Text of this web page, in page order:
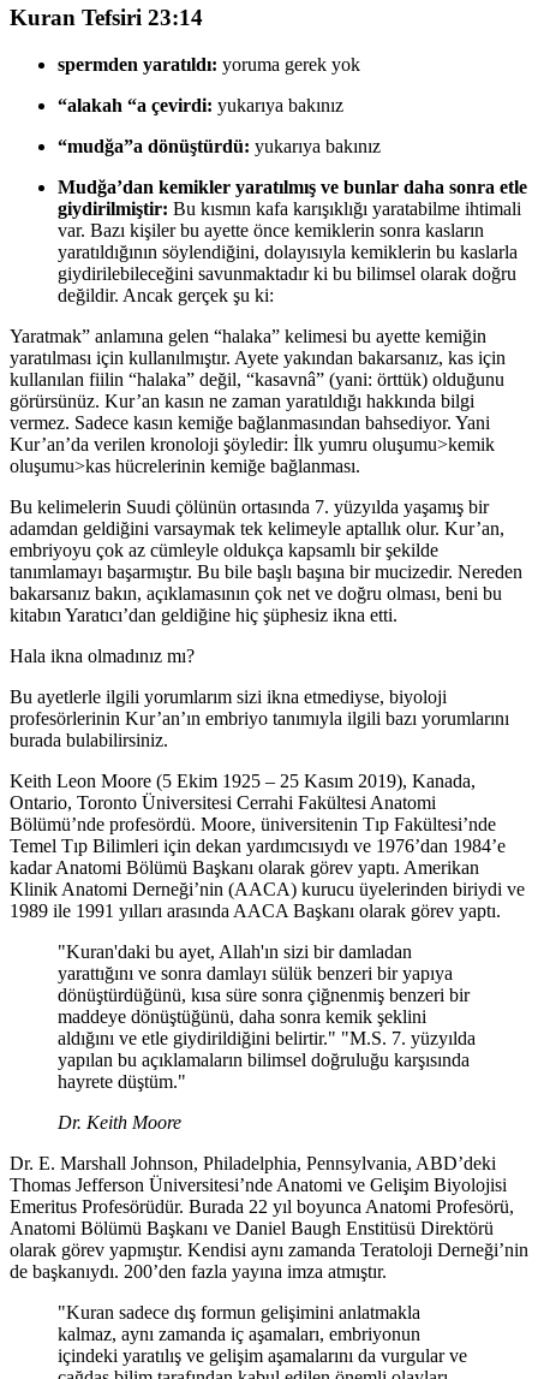
Kuran Tefsiri 23:14
spermden yaratıldı: yoruma gerek yok
“alakah “a çevirdi: yukarıya bakınız
“mudğa”a dönüştürdü: yukarıya bakınız
Mudğa’dan kemikler yaratılmış ve bunlar daha sonra etle
giydirilmiştir: Bu kısmın kafa karışıklığı yaratabilme ihtimali
var. Bazı kişiler bu ayette önce kemiklerin sonra kasların
yaratıldığının söylendiğini, dolayısıyla kemiklerin bu kaslarla
giydirilebileceğini savunmaktadır ki bu bilimsel olarak doğru
değildir. Ancak gerçek şu ki:
Yaratmak” anlamına gelen “halaka” kelimesi bu ayette kemiğin
yaratılması için kullanılmıştır. Ayete yakından bakarsanız, kas için
kullanılan fiilin “halaka” değil, “kasavnâ” (yani: örttük) olduğunu
görürsünüz. Kur’an kasın ne zaman yaratıldığı hakkında bilgi
vermez. Sadece kasın kemiğe bağlanmasından bahsediyor. Yani
Kur’an’da verilen kronoloji şöyledir: İlk yumru oluşumu>kemik
oluşumu>kas hücrelerinin kemiğe bağlanması.
Bu kelimelerin Suudi çölünün ortasında 7. yüzyılda yaşamış bir
adamdan geldiğini varsaymak tek kelimeyle aptallık olur. Kur’an,
embriyoyu çok az cümleyle oldukça kapsamlı bir şekilde
tanımlamayı başarmıştır. Bu bile başlı başına bir mucizedir. Nereden
bakarsanız bakın, açıklamasının çok net ve doğru olması, beni bu
kitabın Yaratıcı’dan geldiğine hiç şüphesiz ikna etti.
Hala ikna olmadınız mı?
Bu ayetlerle ilgili yorumlarım sizi ikna etmediyse, biyoloji
profesörlerinin Kur’an’ın embriyo tanımıyla ilgili bazı yorumlarını
burada bulabilirsiniz.
Keith Leon Moore (5 Ekim 1925 – 25 Kasım 2019), Kanada,
Ontario, Toronto Üniversitesi Cerrahi Fakültesi Anatomi
Bölümü’nde profesördü. Moore, üniversitenin Tıp Fakültesi’nde
Temel Tıp Bilimleri için dekan yardımcısıydı ve 1976’dan 1984’e
kadar Anatomi Bölümü Başkanı olarak görev yaptı. Amerikan
Klinik Anatomi Derneği’nin (AACA) kurucu üyelerinden biriydi ve
1989 ile 1991 yılları arasında AACA Başkanı olarak görev yaptı.
"Kuran'daki bu ayet, Allah'ın sizi bir damladan
yarattığını ve sonra damlayı sülük benzeri bir yapıya
dönüştürdüğünü, kısa süre sonra çiğnenmiş benzeri bir
maddeye dönüştüğünü, daha sonra kemik şeklini
aldığını ve etle giydirildiğini belirtir." "M.S. 7. yüzyılda
yapılan bu açıklamaların bilimsel doğruluğu karşısında
hayrete düştüm."
Dr. Keith Moore
Dr. E. Marshall Johnson, Philadelphia, Pennsylvania, ABD’deki
Thomas Jefferson Üniversitesi’nde Anatomi ve Gelişim Biyolojisi
Emeritus Profesörüdür. Burada 22 yıl boyunca Anatomi Profesörü,
Anatomi Bölümü Başkanı ve Daniel Baugh Enstitüsü Direktörü
olarak görev yapmıştır. Kendisi aynı zamanda Teratoloji Derneği’nin
de başkanıydı. 200’den fazla yayına imza atmıştır.
"Kuran sadece dış formun gelişimini anlatmakla
kalmaz, aynı zamanda iç aşamaları, embriyonun
içindeki yaratılış ve gelişim aşamalarını da vurgular ve